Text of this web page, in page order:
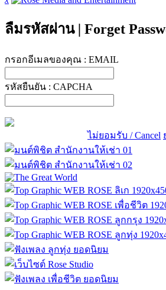
ลืมรหัสผ่าน | Forget
กรอกอีเมลของคุณ : EMAIL
รหัสยืนยัน : CAPCHA
ไม่ยอมรับ / Cancel